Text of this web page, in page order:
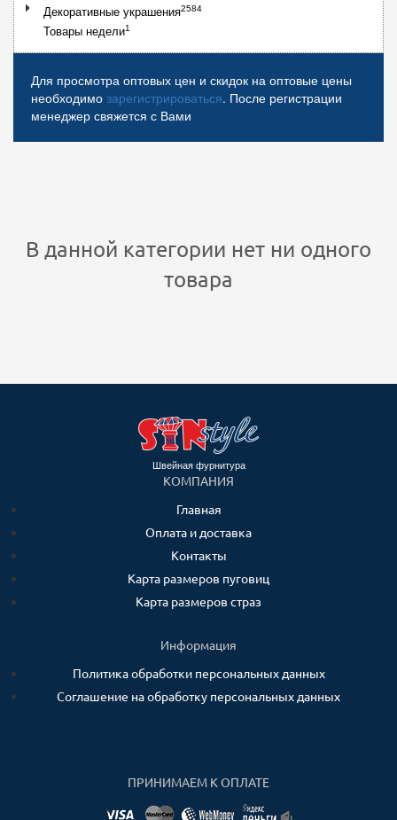
Декоративные украшения2584
Товары недели1
Для просмотра оптовых цен и скидок на оптовые цены
необходимо зарегистрироваться. После регистрации
менеджер свяжется с Вами
В данной категории нет ни одного
товара
Швейная фурнитура
КОМПАНИЯ
Главная
Оплата и доставка
Контакты
Карта размеров пуговиц
Карта размеров страз
Информация
Политика обработки персональных данных
Соглашение на обработку персональных данных
ПРИНИМАЕМ К ОПЛАТЕ